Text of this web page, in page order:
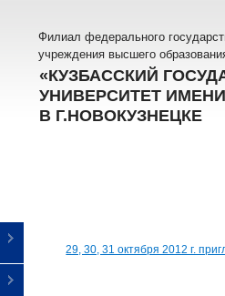
Филиал федерального
учреждения высшего
«КУЗБАССКИЙ
УНИВЕРСИТЕТ
В Г.НОВОКУЗНЕЦКЕ
29, 30, 31 октября 2012 г.